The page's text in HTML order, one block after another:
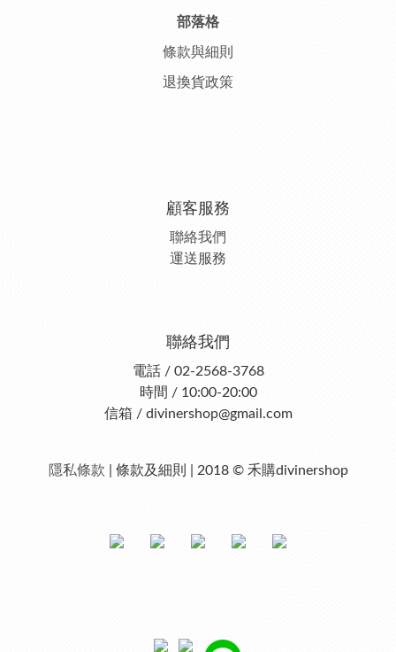
部落格
條款與細則
退換貨政策
顧客服務
聯絡我們
運送服務
聯絡我們
電話 / 02-2568-3768
時間 / 10:00-20:00
信箱 / divinershop@gmail.com
隱私條款 | 條款及細則 | 2018 © 禾購divinershop